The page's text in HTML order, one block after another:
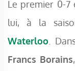
Le premier 0-7
lui, à la
Waterloo .
Francs Borains